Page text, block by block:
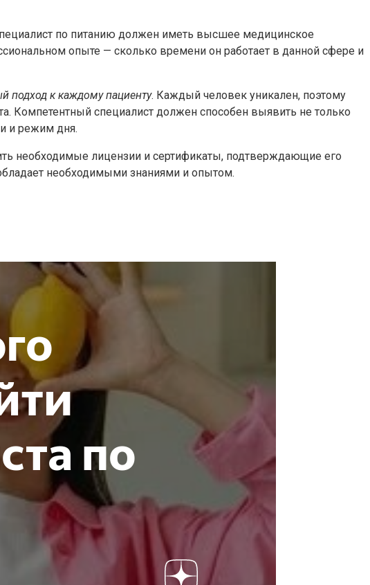
по питанию должен иметь высшее медицинское
опыте — сколько времени он работает в данной сфере и
подход к каждому пациенту. Каждый человек уникален, поэтому
Компетентный специалист должен способен выявить не только
и режим дня.
необходимые лицензии и сертификаты, подтверждающие его
необходимыми знаниями и опытом.